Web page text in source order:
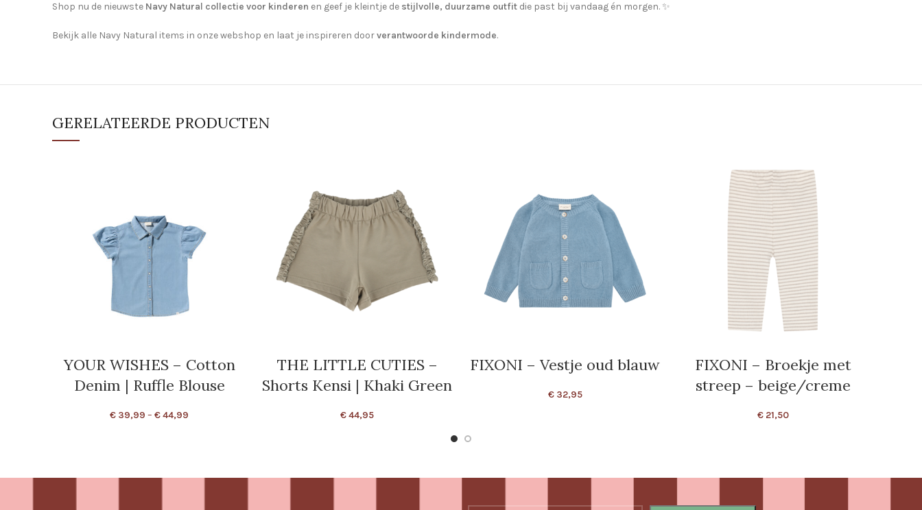
Shop nu de nieuwste Navy Natural collectie voor kinderen en geef je kleintje de stijlvolle, duurzame outfit die past bij vandaag én morgen. ✨
Bekijk alle Navy Natural items in onze webshop en laat je inspireren doorverantwoorde kindermode.
GERELATEERDE PRODUCTEN
YOUR WISHES – Cotton
Denim | Ruffle Blouse
€ 39,99 – €44,99
THE LITTLE CUTIES –
Shorts Kensi | Khaki Green
€44,95
FIXONI – Vestje oud blauw
€32,95
FIXONI – Broekje met
streep – beige/creme
€21,50